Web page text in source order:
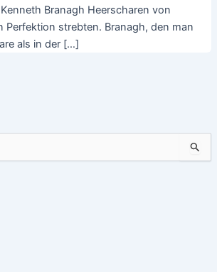
Branagh Heerscharen von
Perfektion strebten. Branagh, den man
als in der […]